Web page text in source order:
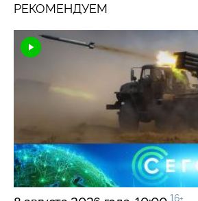
РЕКОМЕНДУЕМ
16+